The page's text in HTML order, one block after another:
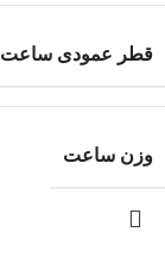
قطر عمودی ساعت
وزن ساعت